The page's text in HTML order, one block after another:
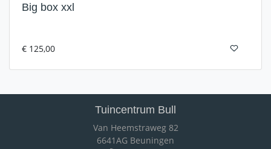
Big box xxl
€ 125,00
Tuincentrum Bull
Van Heemstraweg 82
6641AG Beuningen